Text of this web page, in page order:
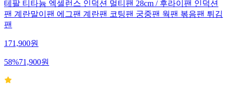
테팔 티타늄 엑셀런스 인덕션 멀티팬 28cm / 후라이팬 인덕션
팬 계란말이팬 에그팬 계란팬 코팅팬 궁중팬 웍팬 볶음팬 튀김
팬
171,900원
58%71,900원